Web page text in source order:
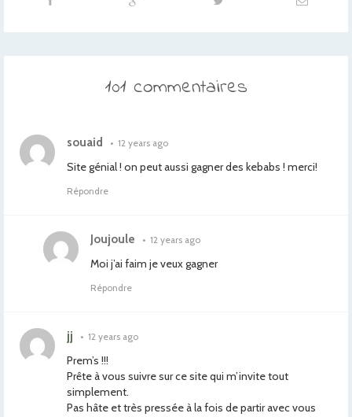
101 commentaires
souaid • 12 years ago
Site génial ! on peut aussi gagner des kebabs ! merci!
Répondre
Joujoule • 12 years ago
Moi j’ai faim je veux gagner
Répondre
jj • 12 years ago
Prem’s !!!
Prête à vous suivre sur ce site qui m’invite tout
simplement.
Pas hâte et très pressée à la fois de partir avec vous